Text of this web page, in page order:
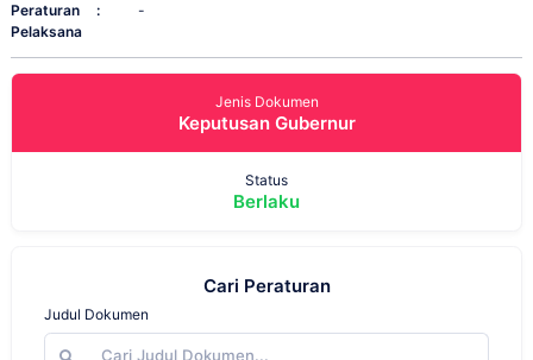
Peraturan
Pelaksana
: -
Jenis Dokumen
Keputusan Gubernur
Status
Berlaku
Cari Peraturan
Judul Dokumen